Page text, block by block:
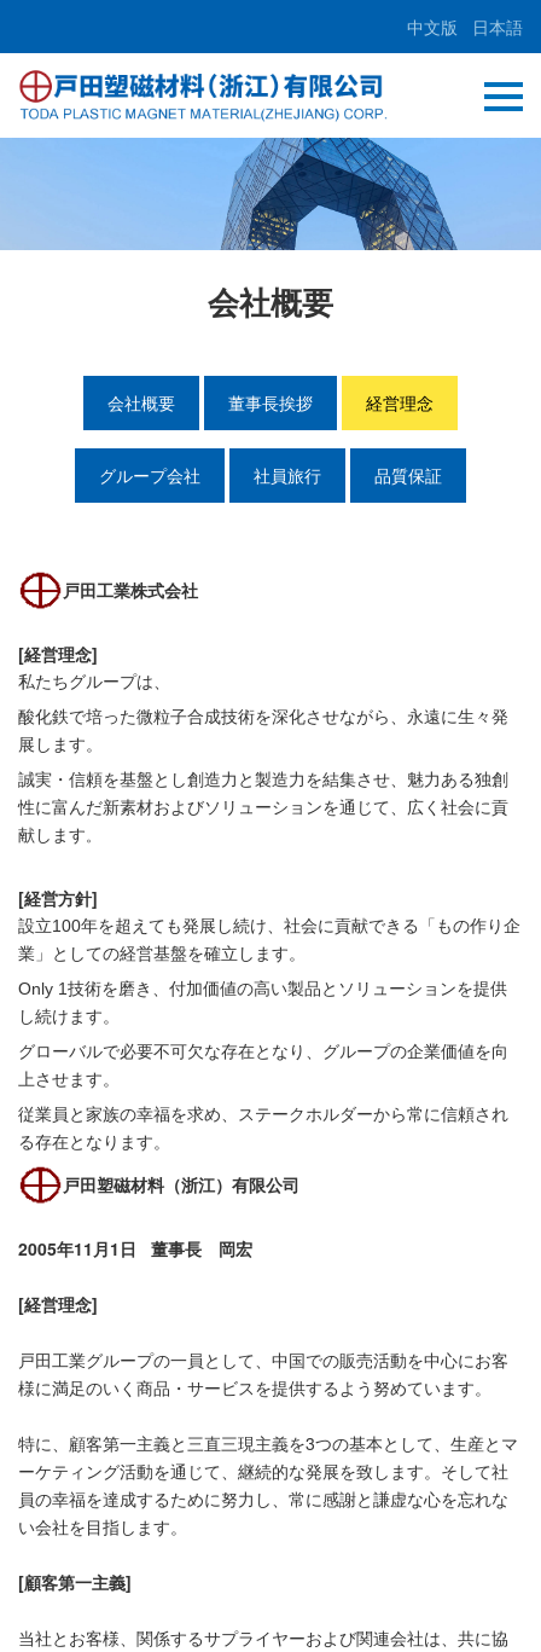
中文版 日本語
会社概要
会社概要 董事長挨拶 経営理念
グループ会社 社員旅行 品質保証
戸田工業株式会社
[経営理念]
私たちグループは、
酸化鉄で培った微粒子合成技術を深化させながら、永遠に生々発
展します。
誠実・信頼を基盤とし創造力と製造力を結集させ、魅力ある独創
性に富んだ新素材およびソリューションを通じて、広く社会に貢
献します。
[経営方針]
設立100年を超えても発展し続け、社会に貢献できる「もの作り企
業」としての経営基盤を確立します。
Only 1技術を磨き、付加価値の高い製品とソリューションを提供
し続けます。
グローバルで必要不可欠な存在となり、グループの企業価値を向
上させます。
従業員と家族の幸福を求め、ステークホルダーから常に信頼され
る存在となります。
戸田塑磁材料（浙江）有限公司
2005年11月1日 董事長 岡宏
[経営理念]
戸田工業グループの一員として、中国での販売活動を中心にお客
様に満足のいく商品・サービスを提供するよう努めています。
特に、顧客第一主義と三直三現主義を3つの基本として、生産とマ
ーケティング活動を通じて、継続的な発展を致します。そして社
員の幸福を達成するために努力し、常に感謝と謙虚な心を忘れな
い会社を目指します。
[顧客第一主義]
当社とお客様、関係するサプライヤーおよび関連会社は、共に協